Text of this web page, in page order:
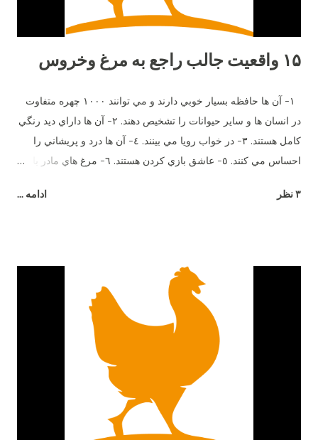
۱۵ واقعیت جالب راجع به مرغ وخروس
١- آن ها حافظه بسيار خوبي دارند و مي توانند ١٠٠٠ چهره متفاوت
در انسان ها و ساير حيوانات را تشخيص دهند. ٢- آن ها داراي ديد رنگي
كامل هستند. ٣- در خواب رويا مي بينند. ٤- آن ها درد و پريشاني را
احساس مي كنند. ٥- عاشق بازي كردن هستند. ٦- مرغ هاي مادر با
بيش از ٣٠ صداي مختلف دارند. هر صداي معني ويژه اي و زبان
وقتي مضطرب مي شوند پَر هايشان مي ريزد. ١٢- نوك آن ها در
صورت جراحت خونريزي مي كند. ١٣- خروس براي جلب توجه مرغ
ميرقصد. ١٤- مرغ هاي مادر معلمان خوبي هستند. آن ها مي توانند به
جوجه هاي خود بياموزند چه چيزهايي براي خوردن خوب و يا بد است و
از بعضي دانه هايي كه رنگ هايشان را مي شناسند و براي آن ها بد
است دوري كنند. ١٥- بهترين دوست آن ها حمام خاك است. آن ها
۳ نظر ادامه ...